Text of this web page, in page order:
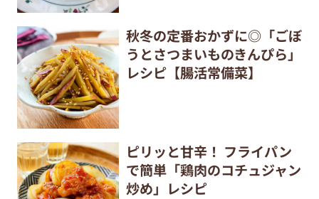
秋冬の定番おかずに◎「ごぼ
うとさつまいものきんぴら」
レシピ【腸活常備菜】
ピリッと甘辛！ フライパン
で簡単「鶏肉のコチュジャン
炒め」レシピ